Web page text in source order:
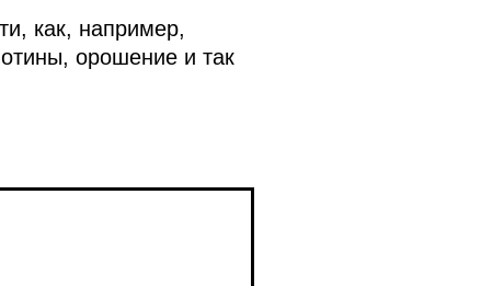
как, например,
орошение и так